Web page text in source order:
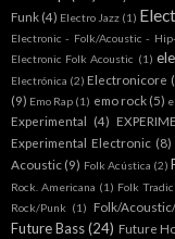
Funk (4) Electro Jazz (1)
Electronic - Folk/Acoustic -
Electronic Folk Acoustic (1)
Electrónica (2) Electronicore
(9) Emo Rap (1) emo rock (5)
Experimental (4)
Experimental Electronic (8)
Acoustic (9) Folk Acústica (2)
Rock. Americana (1) Folk
Rock/Punk (1) Folk/
Future Bass (24) Future